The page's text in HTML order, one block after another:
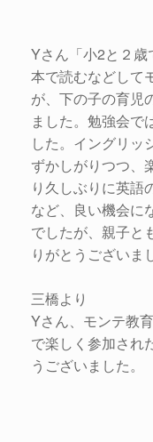
Yさん「小2と２
本で読むなどして
が、下の子の育児
ました。勉強会で
した。イングリッ
ずかしがりつつ、
り久しぶりに英語
など、良い機会に
でしたが、親子と
りがとうございま
三橋より
Yさん、モンテ教
で楽しく参加され
うございました。